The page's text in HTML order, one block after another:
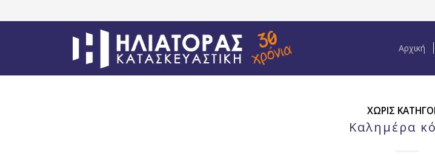
Αρχική
ΧΩΡΊΣ
Καλημέρα